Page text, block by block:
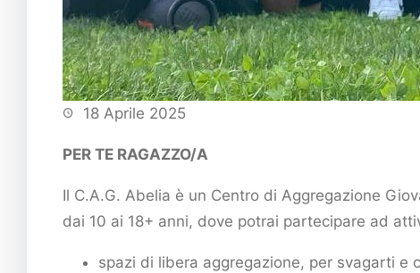
18 Aprile 2025
PER TE RAGAZZO/A
Il C.A.G. Abelia è un Centro di Aggregazione
dai 10 ai 18+ anni, dove potrai partecipare ad
spazi di libera aggregazione, per svagarti e